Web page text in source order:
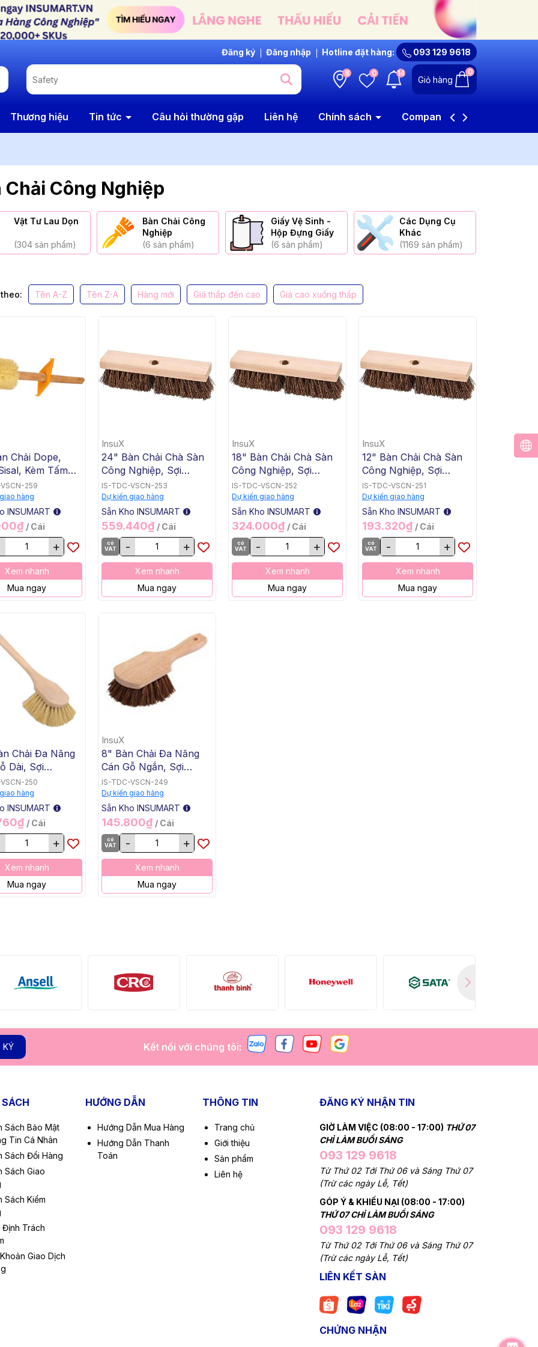
Đăng ký Đăng nhập Hotline đặt hàng: 093 129 9618
8 0 14
Giỏ hàng
0
Thương hiệu Tin tức Câu hỏi thường gặp Liên hệ Chính sách Company Profile
Chải Công Nghiệp
Vật Tư Lau Dọn
(304 sản phẩm)
Bàn Chải Công
Nghiệp
(6 sản phẩm)
Giấy Vệ Sinh -
Hộp Đựng Giấy
(6 sản phẩm)
Các Dụng Cụ
Khác
(1169 sản phẩm)
Tên A-Z Tên Z-A Hàng mới Giá thấp đến cao Giá cao xuống thấp
Chải Dope,
Kèm Tấm
Nhựa Màu
INXDB01,
(16" Dope
C/W
Plastic Hand
259
hàng
INSUMART
/ Cái
+
Xem nhanh
Mua ngay
InsuX
24" Bàn Chải Chà Sàn
Công Nghiệp, Sợi
Palmyra, InsuX
INXDS2, 12 Cái/Thùng
(24" Brush Deck Scrub
, 3" Trim)
IS-TDC-VSCN-253
Dự kiến giao hàng
Sẵn Kho INSUMART
559.440₫ / Cái
có
VAT
- +
Xem nhanh
Mua ngay
InsuX
18" Bàn Chải Chà Sàn
Công Nghiệp, Sợi
Palmyra, InsuX
INXDS2, 12 Cái/Thùng
(18" Brush Deck Scrub,
3" Trim)
IS-TDC-VSCN-252
Dự kiến giao hàng
Sẵn Kho INSUMART
324.000₫ / Cái
có
VAT
- +
Xem nhanh
Mua ngay
InsuX
12" Bàn Chải Chà Sàn
Công Nghiệp, Sợi
Palmyra, InsuX
INXDS1, 12 Cái/Thùng
(12" Brush Deck Scrub,
2" Trim)
IS-TDC-VSCN-251
Dự kiến giao hàng
Sẵn Kho INSUMART
193.320₫ / Cái
có
VAT
- +
Xem nhanh
Mua ngay
Chải Đa Năng
Dài, Sợi
InsuX
12
(20" Utility
Handle, 2"
250
hàng
INSUMART
/ Cái
+
Xem nhanh
Mua ngay
InsuX
8" Bàn Chải Đa Năng
Cán Gỗ Ngắn, Sợi
Palmyra, InsuX
INXUBSH1,12
Cái/Thùng (8" Utility
Scrub Brush Short
Handle, 2" Trim)
IS-TDC-VSCN-249
Dự kiến giao hàng
Sẵn Kho INSUMART
145.800₫ / Cái
có
VAT
- +
Xem nhanh
Mua ngay
KÝ Kết nối với chúng tôi:
Sách Bảo Mật
Tin Cá Nhân
Sách Đổi Hàng
Sách Giao
Sách Kiểm
Định Trách
Giao Dịch
HƯỚNG DẪN
Hướng Dẫn Mua Hàng
Hướng Dẫn Thanh
Toán
THÔNG TIN
Trang chủ
Giới thiệu
Sản phẩm
Liên hệ
ĐĂNG KÝ NHẬN TIN
GIỜ LÀM VIỆC (08:00 - 17:00) THỨ 07
CHỈ LÀM BUỔI SÁNG
093 129 9618
Từ Thứ 02 Tới Thứ 06 và Sáng Thứ 07
(Trừ các ngày Lễ, Tết)
GÓP Ý & KHIẾU NẠI (08:00 - 17:00)
THỨ 07 CHỈ LÀM BUỔI SÁNG
093 129 9618
Từ Thứ 02 Tới Thứ 06 và Sáng Thứ 07
(Trừ các ngày Lễ, Tết)
LIÊN KẾT SÀN
CHỨNG NHẬN